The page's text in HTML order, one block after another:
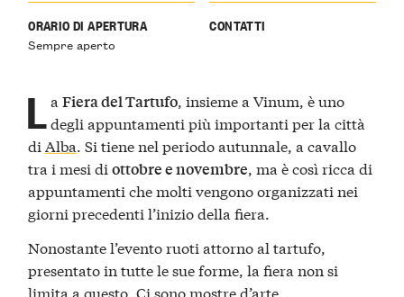
ORARIO DI APERTURA
Sempre aperto
CONTATTI
LaFiera del Tartufo, insieme a Vinum, è uno
degli appuntamenti più importanti per la città
diAlba. Si tiene nel periodo autunnale, a cavallo
tra i mesi diottobre e novembre, ma è così ricca di
appuntamenti che molti vengono organizzati nei
giorni precedenti l’inizio della fiera.
Nonostante l’evento ruoti attorno al tartufo,
presentato in tutte le sue forme, la fiera non si
limita a questo. Ci sono mostre d’arte,